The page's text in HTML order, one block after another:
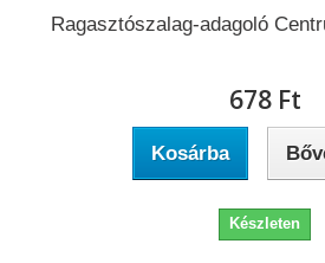
Ragasztószalag-adagoló
678 Ft‎
Kosárba
Készleten